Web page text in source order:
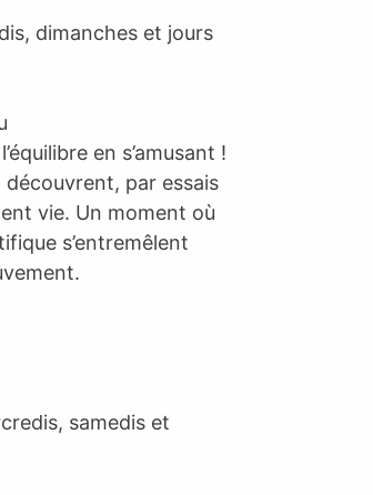
dimanches et jours
en s’amusant !
par essais
vie. Un moment où
s’entremêlent
samedis et